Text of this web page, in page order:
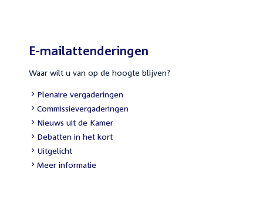
E-mailattenderingen
Waar wilt u van op de hoogte blijven?
External
link:
Plenaire vergaderingen
External
link:
Commissievergaderingen
External
link:
Nieuws uit de Kamer
External
link:
Debatten in het kort
External
link:
Uitgelicht
Meer informatie